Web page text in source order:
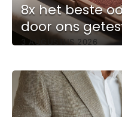
8x het beste
door ons
3 AUGUSTUS 2026